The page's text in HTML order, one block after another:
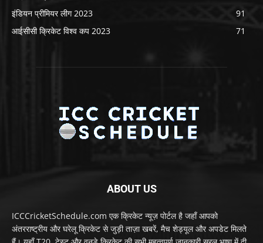
इंडियन प्रीमियर लीग 2023
91
आईसीसी क्रिकेट विश्व कप 2023
71
ABOUT US
ICCCricketSchedule.com एक क्रिकेट न्यूज़ पोर्टल है जहाँ आपको
अंतरराष्ट्रीय और घरेलू क्रिकेट से जुड़ी ताज़ा खबरें, मैच शेड्यूल और अपडेट मिलते